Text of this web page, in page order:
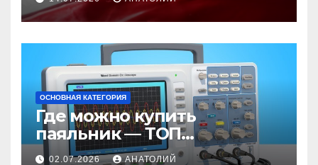
ОСНОВНАЯ КАТЕГОРИЯ
Где можно купить
паяльник — ТОП
проверенных магазинов
02.07.2026 АНАТОЛИЙ